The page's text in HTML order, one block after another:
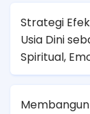
Strategi
Usia Dini
Spiritual,
Era Digital